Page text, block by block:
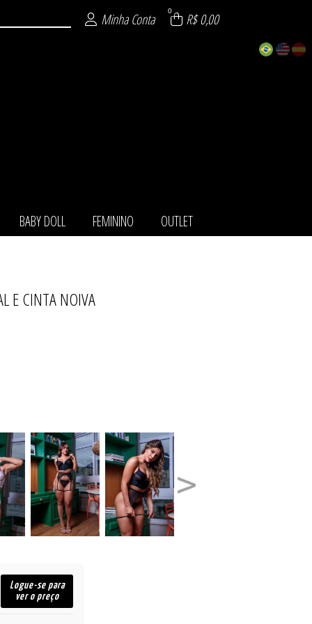
Minha Conta 0 R$ 0,00
BABY DOLL FEMININO OUTLET
E CINTA NOIVA
Logue-se para
ver o preço